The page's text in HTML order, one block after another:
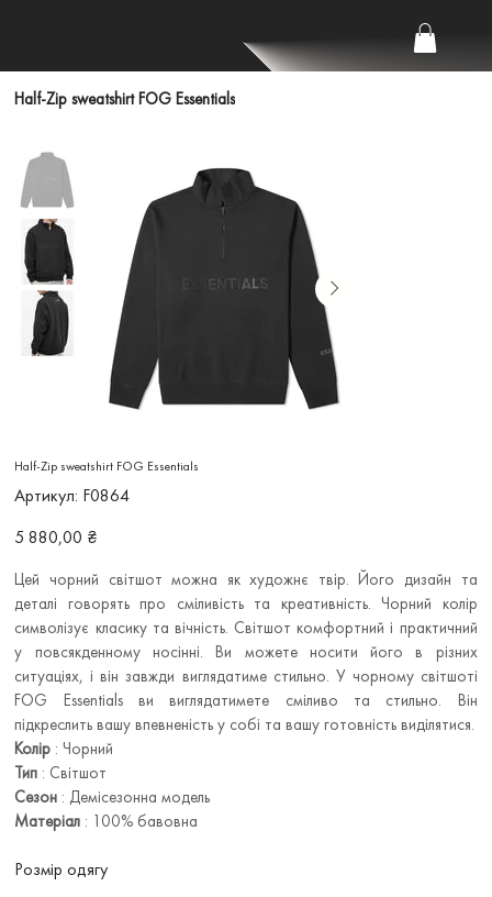
Half-Zip sweatshirt FOG Essentials
Half-Zip sweatshirt FOG Essentials
Артикул: Артикул
F0864
F0864
Ціна
5 880,00 ₴
Цей чорний світшот можна як художнє твір. Його дизайн та
деталі говорять про сміливість та креативність. Чорний колір
символізує класику та вічність. Світшот комфортний і практичний
у повсякденному носінні. Ви можете носити його в різних
ситуаціях, і він завжди виглядатиме стильно. У чорному світшоті
FOG Essentials ви виглядатимете сміливо та стильно. Він
підкреслить вашу впевненість у собі та вашу готовність виділятися.
Колір : Чорний
Тип : Світшот
Сезон : Демісезонна модель
Матеріал : 100% бавовна
Розмір одягу